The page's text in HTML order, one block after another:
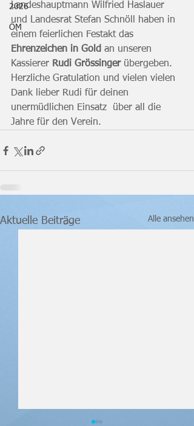
2026
ÖM
Landeshauptmann Wilfried Haslauer
und Landesrat Stefan Schnöll haben in
einem feierlichen Festakt das
Ehrenzeichen in Gold an unseren
Kassierer Rudi Grössinger übergeben.
Herzliche Gratulation und vielen vielen
Dank lieber Rudi für deinen
unermüdlichen Einsatz  über all die
Jahre für den Verein.
Aktuelle Beiträge Alle ansehen